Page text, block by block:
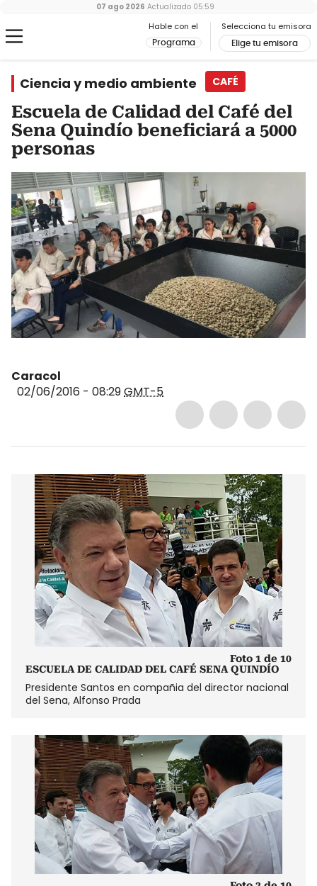
Hable con el
Programa
Selecciona tu emisora
Elige tu emisora
07 ago 2026 Actualizado 05:59
Ciencia y medio ambiente CAFÉ
Escuela de Calidad del Café del
Sena Quindío beneficiará a 5000
personas
Caracol
02/06/2016 - 08:29GMT-5
ESCUELA DE CALIDAD DEL CAFÉ SENA QUINDÍO
Presidente Santos en compañia del director nacional
del Sena, Alfonso Prada
Foto 1 de 10